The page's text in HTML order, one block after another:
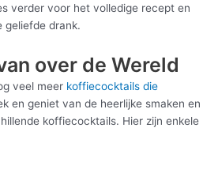
verder voor het volledige recept en
geliefde drank.
over de Wereld
veel meer koffiecocktails die
en geniet van de heerlijke smaken en
koffiecocktails. Hier zijn enkele